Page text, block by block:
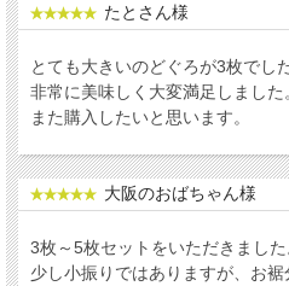
たとさん様
とても大きいのどぐろが3枚でした
非常に美味しく大変満足しました
また購入したいと思います。
大阪のおばちゃん様
3枚～5枚セットをいただきました
少し小振りではありますが、お